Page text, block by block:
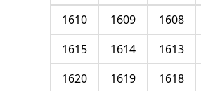
1608
1609
1610
1613
1614
1615
1618
1619
1620